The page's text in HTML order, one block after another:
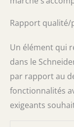
Rapport
Un élément qui
dans le
par rapport au
fonctionnalités
exigeants